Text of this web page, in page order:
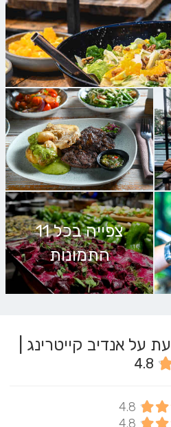
צפייה בכל 11
התמונות
על אנדיב קייטרינג |
4.8
4.8
4.8